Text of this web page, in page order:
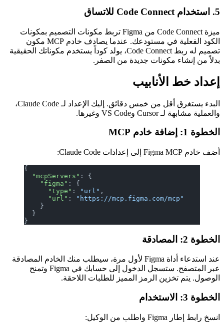
5. استخدام Code Connect للاتساق
ميزة Code Connect من Figma تربط مكونات التصميم بمكونات
الكود الفعلية في مستودعك. عندما يصادف خادم MCP مكون
تصميم له ربط Code Connect، يولد كوداً يستخدم مكوناتك الحقيقية
بدلاً من إنشاء مكونات جديدة من الصفر.
إعداد خط الأنابيب
البدء يستغرق أقل من خمس دقائق. إليك الإعداد لـ Claude Code،
والعملية مشابهة لـ Cursor وVS Code وغيرها.
الخطوة 1: إضافة خادم MCP
أضف خادم Figma MCP إلى إعدادات Claude Code:
  "mcpServers"
: {
    "figma"
: {
      "type"
: "url"
      "url"
: "https://mcp.figma.com/mcp"
    }
  }
الخطوة 2: المصادقة
عند استدعاء أداة Figma لأول مرة، سيطلب منك الخادم المصادقة
عبر المتصفح. ستسجل الدخول إلى حسابك في Figma وتمنح
الوصول. يتم تخزين الرمز المميز للطلبات اللاحقة.
الخطوة 3: الاستخدام
انسخ رابط إطار Figma واطلب من الوكيل: